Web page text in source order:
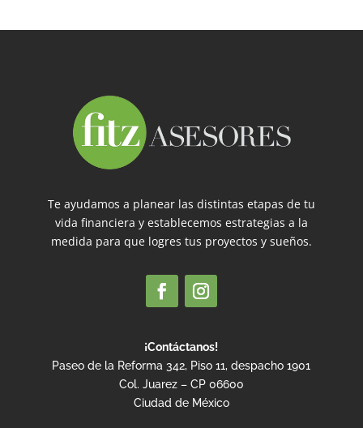
Te ayudamos a planear las distintas etapas de tu
vida financiera y establecemos estrategias a la
medida para que logres tus proyectos y sueños.
¡Contáctanos!
Paseo de la Reforma 342, Piso 11, despacho 1901
Col. Juarez – CP 06600
Ciudad de México